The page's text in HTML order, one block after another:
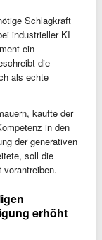
Schlagkraft
industrieller KI
ein
die
als echte
kaufte der
in den
der generativen
soll die
erhöht